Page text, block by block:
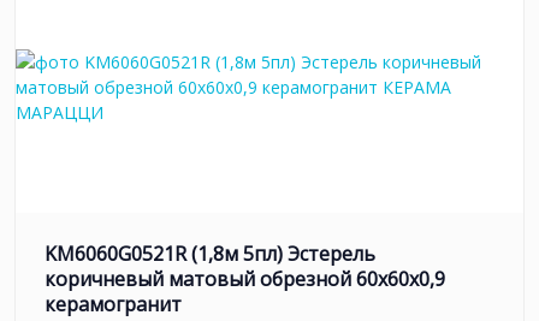
KM6060G0521R (1,8м 5пл) Эстерель
коричневый матовый обрезной 60x60x0,9
керамогранит